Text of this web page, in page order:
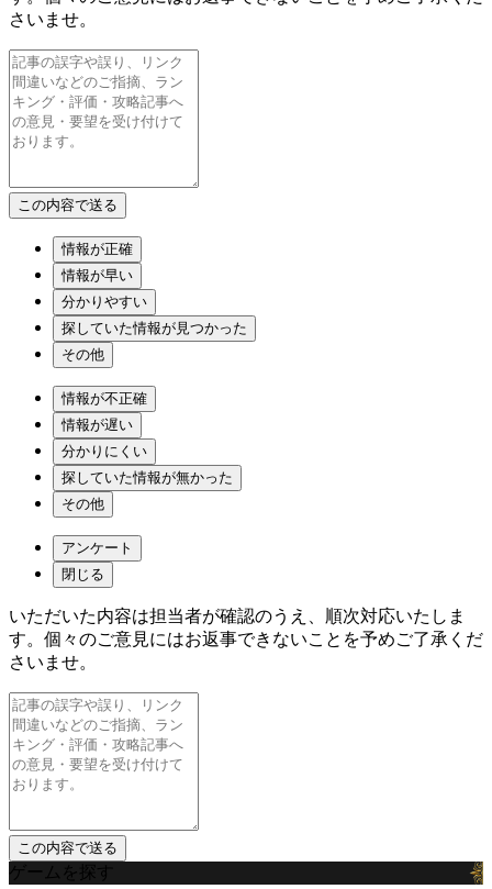
さいませ。
情報が正確
情報が早い
分かりやすい
探していた情報が見つかった
その他
情報が不正確
情報が遅い
分かりにくい
探していた情報が無かった
その他
アンケート
閉じる
いただいた内容は担当者が確認のうえ、順次対応いたしま
す。個々のご意見にはお返事できないことを予めご了承くだ
さいませ。
ゲームを探す